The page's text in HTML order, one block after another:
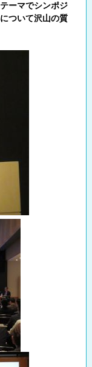
テーマでシンポジ
ついて沢山の質